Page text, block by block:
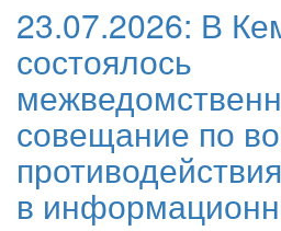
23.07.2026: В
состоялось
совещание по
в